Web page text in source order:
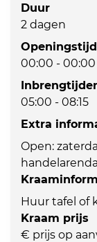
Duur
2 dagen
00:00 - 00:00
05:00 - 08:15
Extra
Open:
Huur tafel of
Kraam prijs
€ prijs op